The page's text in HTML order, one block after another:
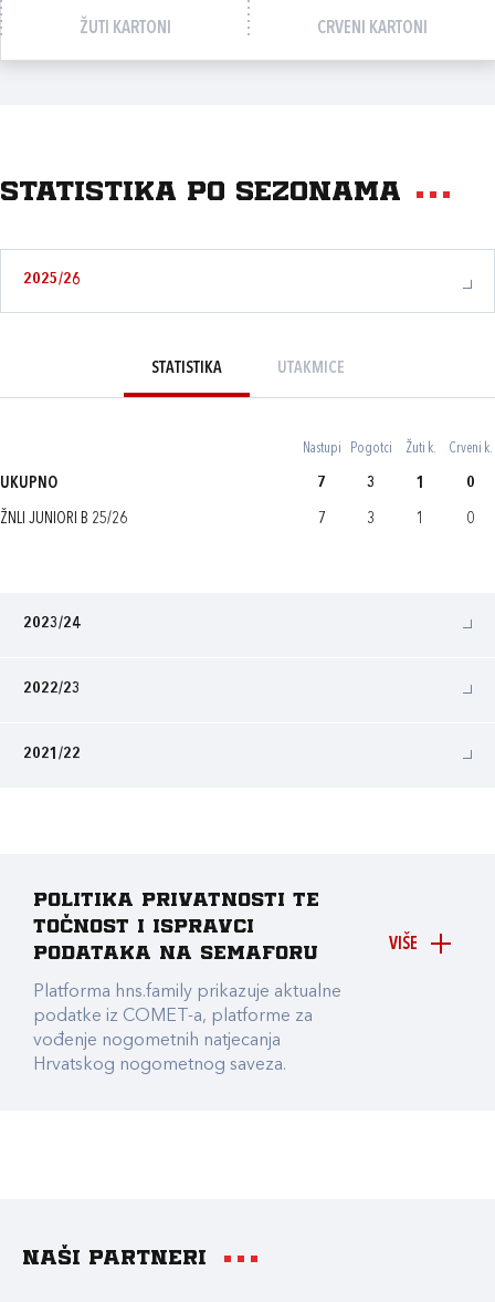
ŽUTI KARTONI CRVENI KARTONI
Statistika po sezonama
2025/26
STATISTIKA UTAKMICE
Nastupi Pogotci Žuti k. Crveni k.
UKUPNO 7 3 1 0
ŽNLI JUNIORI B 25/26 7 3 1 0
2023/24
2022/23
2021/22
VIŠE
Politika privatnosti te
točnost i ispravci
podataka na Semaforu
Platforma hns.family prikazuje aktualne
podatke iz COMET-a, platforme za
vođenje nogometnih natjecanja
Hrvatskog nogometnog saveza.
Naši partneri